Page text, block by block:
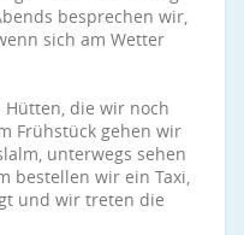
besprechen wir,
sich am Wetter
Hütten, die wir noch
Frühstück gehen wir
unterwegs sehen
bestellen wir ein Taxi,
und wir treten die